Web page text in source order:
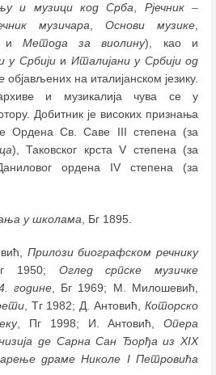
и музици код Срба, Рјечник –
музичара, Основи музике,
и Метода за виолину), као и
у Србијии Италијани у Србији од
објављених на италијанском језику.
и музикалија чува се у
Добитник је високих признања
Ордена Св. Саве III степена (за
), Таковског крста V степена (за
ордена IV степена (за
у школама , Бг 1895.
Прилози биографском речнику
1950; Оглед српске музичке
године, Бг 1969; М. Милошевић,
, Тг 1982; Д. Антовић, Которско
, Пг 1998; И. Антовић, Опера
де Сарна Сан Ђорђа из XIX
драме Николе I Петровића